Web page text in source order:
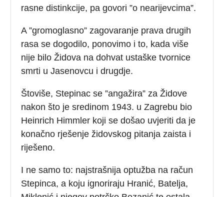
rasne distinkcije, pa govori ”o nearijevcima”.
A ”gromoglasno” zagovaranje prava drugih
rasa se dogodilo, ponovimo i to, kada više
nije bilo Židova na dohvat ustaške tvornice
smrti u Jasenovcu i drugdje.
Štoviše, Stepinac se ”angažira” za Židove
nakon što je sredinom 1943. u Zagrebu bio
Heinrich Himmler koji se došao uvjeriti da je
konačno rješenje židovskog pitanja zaista i
riješeno.
I ne samo to: najstrašnija optužba na račun
Stepinca, a koju ignoriraju Hranić, Batelja,